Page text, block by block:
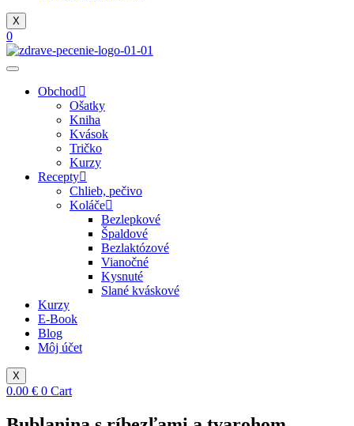
X
0
Obchod
Ošatky
Kniha
Kvások
Tričko
Kurzy
Recepty
Chlieb, pečivo
Koláče
Bezlepkové
Špaldové
Bezlaktózové
Vianočné
Kysnuté
Slané kváskové
Kurzy
E-Book
Blog
Môj účet
X
0.00 € 0 Cart